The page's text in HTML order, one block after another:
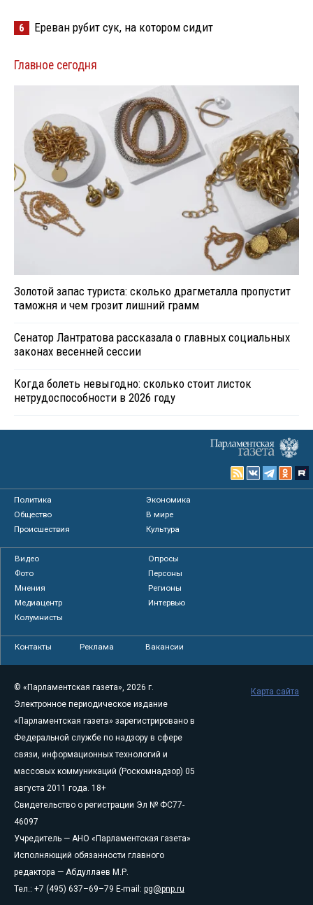
6 Ереван рубит сук, на котором сидит
Главное сегодня
Золотой запас туриста: сколько драгметалла пропустит
таможня и чем грозит лишний грамм
Сенатор Лантратова рассказала о главных социальных
законах весенней сессии
Когда болеть невыгодно: сколько стоит листок
нетрудоспособности в 2026 году
Политика
Экономика
Общество
В мире
Происшествия
Культура
Видео
Опросы
Фото
Персоны
Мнения
Регионы
Медиацентр
Интервью
Колумнисты
Контакты Реклама Вакансии
© «Парламентская газета», 2026 г.
Электронное периодическое издание
«Парламентская газета» зарегистрировано в
Федеральной службе по надзору в сфере
связи, информационных технологий и
массовых коммуникаций (Роскомнадзор) 05
августа 2011 года. 18+
Свидетельство о регистрации Эл № ФС77-
46097
Учредитель — АНО «Парламентская газета»
Исполняющий обязанности главного
редактора — Абдуллаев М.Р.
Тел.: +7 (495) 637–69–79 E-mail: pg@pnp.ru
Карта сайта